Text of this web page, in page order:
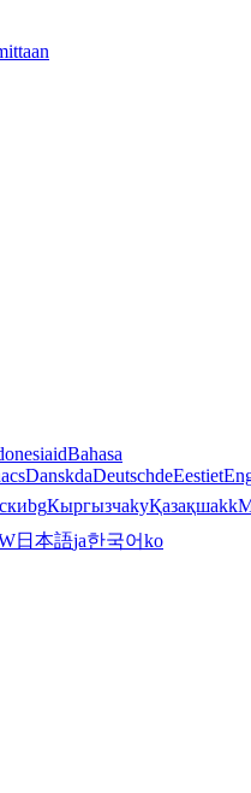
idBahasa
csDanskdaDeutschdeEestiet
bgКыргызчаkyҚазақшаkk
日本語ja한국어ko